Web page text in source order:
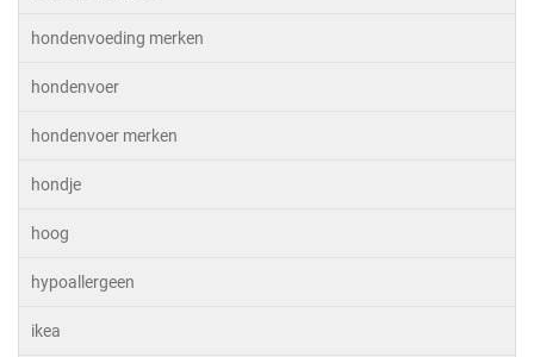
hondenvoeding merken
hondenvoer
hondenvoer merken
hondje
hoog
hypoallergeen
ikea